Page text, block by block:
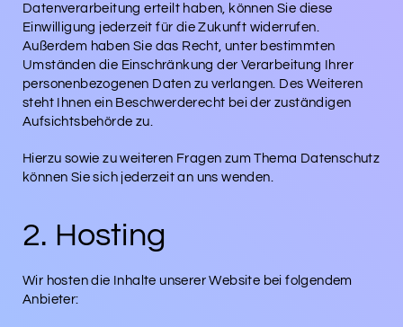
Datenverarbeitung erteilt haben, können Sie diese
Einwilligung jederzeit für die Zukunft widerrufen.
Außerdem haben Sie das Recht, unter bestimmten
Umständen die Einschränkung der Verarbeitung Ihrer
personenbezogenen Daten zu verlangen. Des Weiteren
steht Ihnen ein Beschwerderecht bei der zuständigen
Aufsichtsbehörde zu.
Hierzu sowie zu weiteren Fragen zum Thema Datenschutz
können Sie sich jederzeit an uns wenden.
2. Hosting
Wir hosten die Inhalte unserer Website bei folgendem
Anbieter: